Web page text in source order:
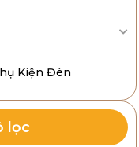
Kiện Đèn
lọc